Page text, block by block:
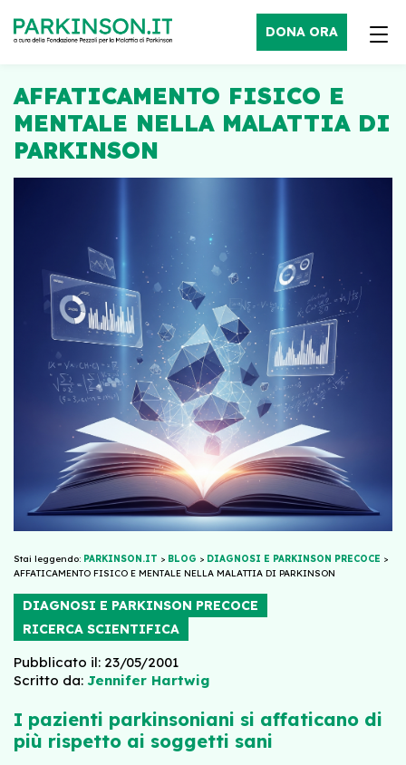
DONA ORA
AFFATICAMENTO FISICO E
MENTALE NELLA MALATTIA DI
PARKINSON
Stai leggendo: PARKINSON.IT > BLOG > DIAGNOSI E PARKINSON PRECOCE >
AFFATICAMENTO FISICO E MENTALE NELLA MALATTIA DI PARKINSON
DIAGNOSI E PARKINSON PRECOCE
RICERCA SCIENTIFICA
Pubblicato il: 23/05/2001
Scritto da: Jennifer Hartwig
I pazienti parkinsoniani si affaticano di
più rispetto ai soggetti sani